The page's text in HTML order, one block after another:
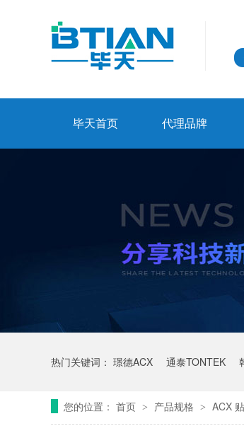
毕天首页 代理品牌
热门关键词： 璟德ACX 通泰TONTEK
您的位置： 首页 > 产品规格 > ACX